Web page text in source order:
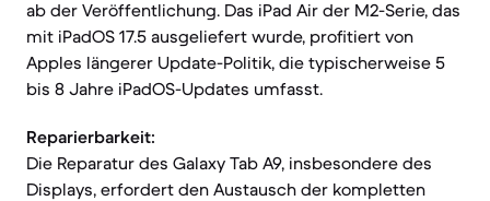
ab der Veröffentlichung. Das iPad Air der M2-Serie, das
mit iPadOS 17.5 ausgeliefert wurde, profitiert von
Apples längerer Update-Politik, die typischerweise 5
bis 8 Jahre iPadOS-Updates umfasst.
Reparierbarkeit:
Die Reparatur des Galaxy Tab A9, insbesondere des
Displays, erfordert den Austausch der kompletten